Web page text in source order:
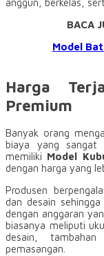
anggun, berkelas,
BACA
Model
Harga
Premium
Banyak orang
biaya yang sangat
memiliki Model
dengan harga yang
Produsen
dan desain
dengan anggaran
biasanya meliputi
desain,
pemasangan.